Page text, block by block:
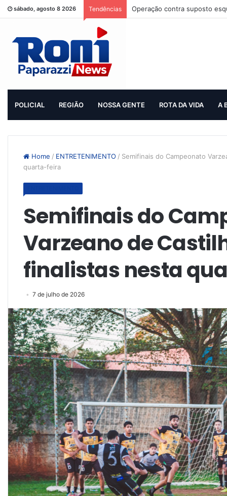
sábado, agosto 8 2026 Tendências Operação contra suposto
POLICIAL REGIÃO NOSSA GENTE ROTA DA VIDA A
Home / ENTRETENIMENTO / Semifinais do Campeonato
quarta-feira
Semifinais do
Varzeano de
finalistas nesta
7 de julho de 2026